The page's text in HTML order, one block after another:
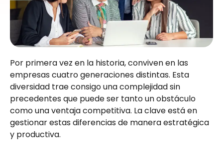
Por primera vez en la historia, conviven en las
empresas cuatro generaciones distintas. Esta
diversidad trae consigo una complejidad sin
precedentes que puede ser tanto un obstáculo
como una ventaja competitiva. La clave está en
gestionar estas diferencias de manera estratégica
y productiva.